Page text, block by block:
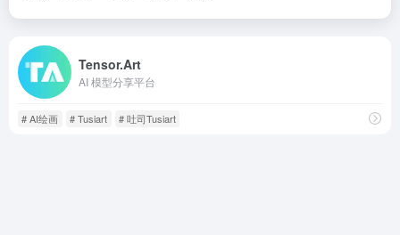
Tensor.Art
AI 模型分享平台
# AI绘画 # Tusiart # 吐司Tusiart